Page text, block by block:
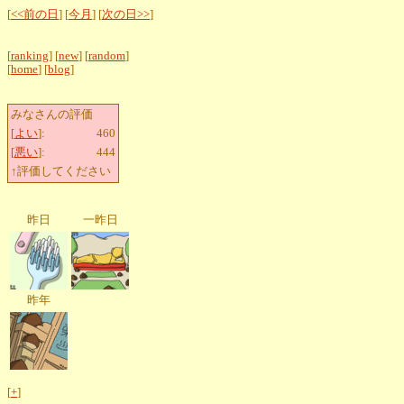
[<<前の日 ] [今月 ] [次の日>>]
[ranking] [new] [random]
[home] [blog]
みなさんの評価
[よい]:
460
[悪い]:
444
↑評価してください
昨日 一昨日
昨年
[+]